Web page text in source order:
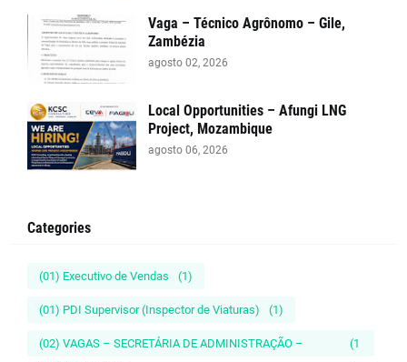
Vaga – Técnico Agrônomo – Gile,
Zambézia
agosto 02, 2026
Local Opportunities – Afungi LNG
Project, Mozambique
agosto 06, 2026
Categories
(01) Executivo de Vendas (1)
(01) PDI Supervisor (Inspector de Viaturas) (1)
(02) VAGAS – SECRETÁRIA DE ADMINISTRAÇÃO –
(1